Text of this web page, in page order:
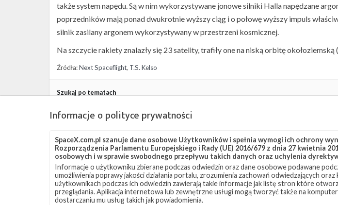
także system napędu. Są w nim wykorzystywane jonowe silniki Halla napędzane
poprzedników mają ponad dwukrotnie wyższy ciąg i o połowę wyższy impuls
silnik zasilany argonem wykorzystywany w przestrzeni kosmicznej.
Na szczycie rakiety znalazły się 23 satelity, trafiły one na niską orbitę okołoziemską
Źródła:Next Spaceflight, T.S. Kelso
Szukaj po tematach
Informacje o polityce prywatności
SpaceX.com.pl szanuje dane osobowe Użytkowników i spełnia wymogi ich ochrony
Rozporządzenia Parlamentu Europejskiego i Rady (UE) 2016/679 z dnia 27 kwietnia
osobowych i w sprawie swobodnego przepływu takich danych oraz uchylenia
Informacje o użytkowniku zbierane podczas odwiedzin oraz dane osobowe podawane
umożliwienia poprawy jakości działania portalu, zrozumienia zachowań odwiedzających
użytkownikach podczas ich odwiedzin zawierają takie informacje jak listę stron które
przeglądania. Aplikacja internetowa lub zewnętrzne usługi mogą tworzyć także na
dostarczaniu mu usług takich jak powiadomienia.